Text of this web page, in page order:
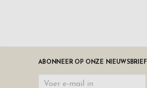
ABONNEER OP ONZE NIEUWSBRIEF